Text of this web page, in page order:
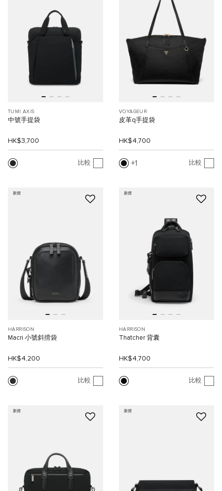
TUMI AXIS
中號手提袋
HK$3,700
比較
VOYAGEUR
皮革q手提袋
HK$4,700
1 比較
新貨
HARRISON
Macri 小號斜揹袋
HK$4,200
比較
新貨
HARRISON
Thatcher 背囊
HK$4,700
比較
新貨 新貨